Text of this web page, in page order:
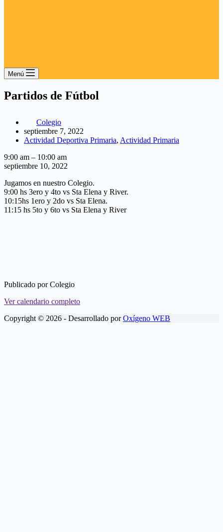
Menú
Partidos de Fútbol
Colegio
septiembre 7, 2022
Actividad Deportiva Primaria, Actividad Primaria
Partidos
de
9:00 am – 10:00 am
septiembre 10, 2022
Jugamos en nuestro Colegio.
9:00 hs 3ero y 4to vs Sta Elena y River.
10:15hs 1ero y 2do vs Sta Elena.
11:15 hs 5to y 6to vs Sta Elena y River
Publicado por Colegio
Ver calendario completo
Copyright © 2026 - Desarrollado porOxígeno WEB